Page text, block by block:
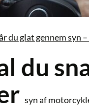
du glat gennem syn
du
syn af